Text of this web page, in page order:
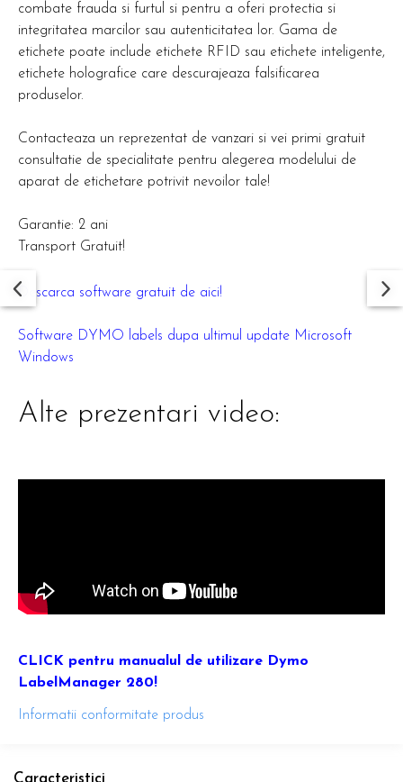
combate frauda si furtul si pentru a oferi protectia si
integritatea marcilor sau autenticitatea lor. Gama de
etichete poate include etichete RFID sau etichete inteligente,
etichete holografice care descurajeaza falsificarea
produselor.
Contacteaza un reprezentat de vanzari si vei primi gratuit
consultatie de specialitate pentru alegerea modelului de
aparat de etichetare potrivit nevoilor tale!
Garantie: 2 ani
Transport Gratuit!
Descarca software gratuit de aici!
Software DYMO labels dupa ultimul update Microsoft
Windows
Alte prezentari video:
CLICK pentru manualul de utilizare Dymo
LabelManager 280!
Informatii conformitate produs
Caracteristici